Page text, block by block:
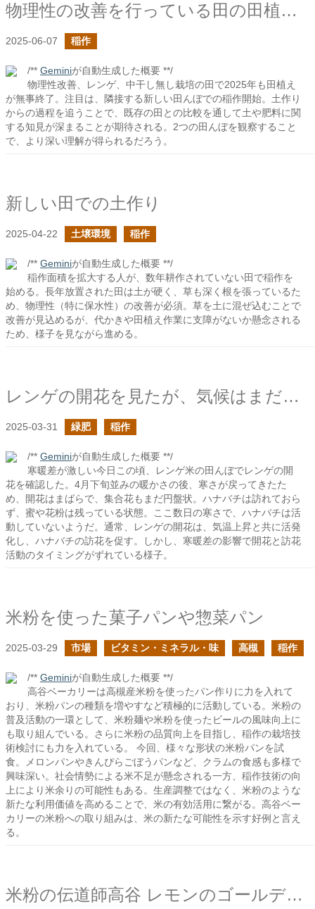
物理性の改善を行っている田の田植え2025
2025-06-07 稲作
/** Geminiが自動生成した概要 **/
物理性改善、レンゲ、中干し無し栽培の田で2025年も田植え
が無事終了。注目は、隣接する新しい田んぼでの稲作開始。土作り
からの過程を追うことで、既存の田との比較を通して土や肥料に関
する知見が深まることが期待される。2つの田んぼを観察すること
で、より深い理解が得られるだろう。
新しい田での土作り
2025-04-22 土壌環境 稲作
/** Geminiが自動生成した概要 **/
稲作面積を拡大する人が、数年耕作されていない田で稲作を
始める。長年放置された田は土が硬く、草も深く根を張っているた
め、物理性（特に保水性）の改善が必須。草を土に混ぜ込むことで
改善が見込めるが、代かきや田植え作業に支障がないか懸念される
ため、様子を見ながら進める。
レンゲの開花を見たが、気候はまだ寒い
2025-03-31 緑肥 稲作
/** Geminiが自動生成した概要 **/
寒暖差が激しい今日この頃、レンゲ米の田んぼでレンゲの開
花を確認した。4月下旬並みの暖かさの後、寒さが戻ってきたた
め、開花はまばらで、集合花もまだ円盤状。ハナバチは訪れておら
ず、蜜や花粉は残っている状態。ここ数日の寒さで、ハナバチは活
動していないようだ。通常、レンゲの開花は、気温上昇と共に活発
化し、ハナバチの訪花を促す。しかし、寒暖差の影響で開花と訪花
活動のタイミングがずれている様子。
米粉を使った菓子パンや惣菜パン
2025-03-29 市場 ビタミン・ミネラル・味 高槻 稲作
/** Geminiが自動生成した概要 **/
高谷ベーカリーは高槻産米粉を使ったパン作りに力を入れて
おり、米粉パンの種類を増やすなど積極的に活動している。米粉の
普及活動の一環として、米粉麺や米粉を使ったビールの風味向上に
も取り組んでいる。さらに米粉の品質向上を目指し、稲作の栽培技
術検討にも力を入れている。 今回、様々な形状の米粉パンを試
食。メロンパンやきんぴらごぼうパンなど、クラムの食感も多様で
興味深い。社会情勢による米不足が懸念される一方、稲作技術の向
上により米余りの可能性もある。生産調整ではなく、米粉のような
新たな利用価値を高めることで、米の有効活用に繋がる。高谷ベー
カリーの米粉への取り組みは、米の新たな可能性を示す好例と言え
る。
米粉の伝道師高谷 レモンのゴールデンエール